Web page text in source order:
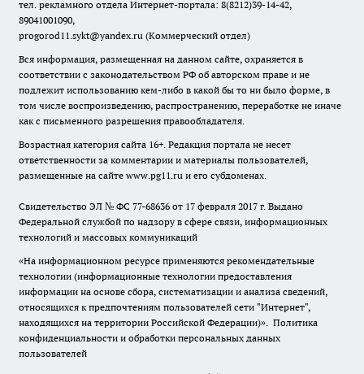
тел. рекламного отдела Интернет-портала: 8(8212)39-14-42,
89041001090,
progorod11.sykt@yandex.ru (Коммерческий отдел)
Вся информация, размещенная на данном сайте, охраняется в
соответствии с законодательством РФ об авторском праве и не
подлежит использованию кем-либо в какой бы то ни было форме, в
том числе воспроизведению, распространению, переработке не иначе
как с письменного разрешения правообладателя.
Возрастная категория сайта 16+. Редакция портала не несет
ответственности за комментарии и материалы пользователей,
размещенные на сайте www.pg11.ru и его субдоменах.
Свидетельство ЭЛ № ФС 77-68636 от 17 февраля 2017 г. Выдано
Федеральной службой по надзору в сфере связи, информационных
технологий и массовых коммуникаций
«На информационном ресурсе применяются рекомендательные
технологии (информационные технологии предоставления
информации на основе сбора, систематизации и анализа сведений,
относящихся к предпочтениям пользователей сети "Интернет",
находящихся на территории Российской Федерации)». Политика
конфиденциальности и обработки персональных данных
пользователей